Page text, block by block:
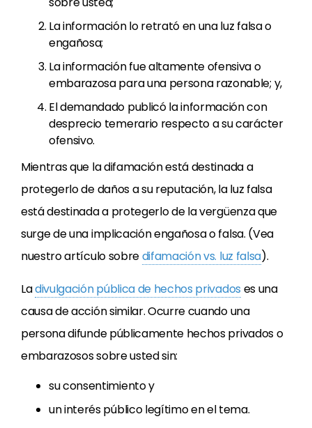
La información lo retrató en una luz falsa o
engañosa;
La información fue altamente ofensiva o
embarazosa para una persona razonable; y,
El demandado publicó la información con
desprecio temerario respecto a su carácter
ofensivo.
Mientras que la difamación está destinada a
protegerlo de daños a su reputación, la luz falsa
está destinada a protegerlo de la vergüenza que
surge de una implicación engañosa o falsa. (Vea
nuestro artículo sobredifamación vs. luz falsa).
Ladivulgación pública de hechos privados es una
causa de acción similar. Ocurre cuando una
persona difunde públicamente hechos privados o
embarazosos sobre usted sin:
su consentimiento y
un interés público legítimo en el tema.